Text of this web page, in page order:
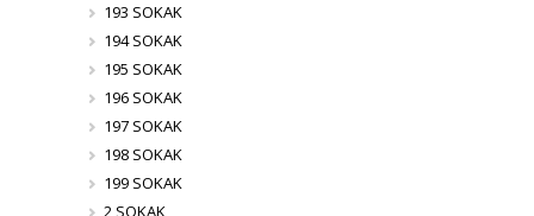
193 SOKAK
194 SOKAK
195 SOKAK
196 SOKAK
197 SOKAK
198 SOKAK
199 SOKAK
2 SOKAK